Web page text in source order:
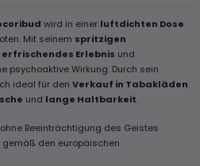
wird in einer luftdichten Dose
Mit seinem spritzigen
erfrischendes Erlebnis und
psychoaktive Wirkung. Durch sein
ideal für den Verkauf in Tabakläden.
und lange Haltbarkeit.
ohne Beeinträchtigung des Geistes
gemäß den europäischen